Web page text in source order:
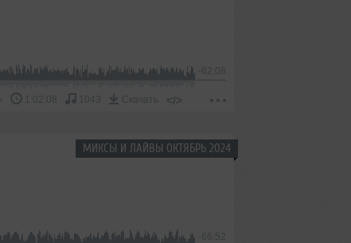
-62:08
1:02:08 1043 Скачать </>
МИКСЫ И ЛАЙВЫ ОКТЯБРЬ 2024
-66:52